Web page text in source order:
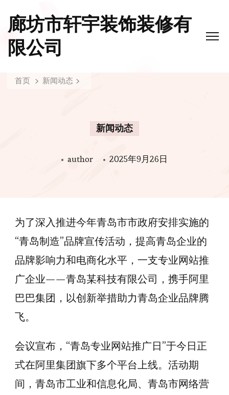
廊坊市轩宇装饰装修有
限公司
首页 新闻动态
新闻动态
author 2025年9月26日
为了深入推进今年青岛市市政府安排实施的
“青岛制造”品牌宣传活动，提高青岛企业的
品牌影响力和电商化水平，一支专业网站推
广企业——青岛某科技有限公司，携手阿里
巴巴集团，以创新举措助力青岛企业品牌腾
飞。
会议宣布，“青岛专业网站推广日”于今日正
式在阿里集团旗下多个平台上线。活动期
间，青岛市工业和信息化局、青岛市网络营